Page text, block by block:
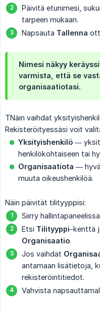
Päivitä etunimesi,
tarpeen mukaan.
Napsauta Tallenna
Nimesi näkyy
varmista, että se
organisaatiotasi.
TNäin vaihdat
Rekisteröityessäsi voit
Yksityishenkilö —
henkilökohtaiseen tai
Organisaatiota —
muuta oikeushenkilöä.
Näin päivität tilityyppisi:
Siirry
Etsi Tilityyppi-kenttä
Organisaatio.
Jos vaihdat
antamaan lisätietoja,
rekisteröintitiedot.
Vahvista